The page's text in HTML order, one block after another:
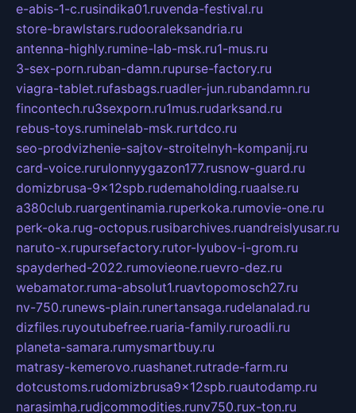
e-abis-1-c.rusindika01.ruvenda-festival.ru
store-brawlstars.rudooraleksandria.ru
antenna-highly.rumine-lab-msk.ru1-mus.ru
3-sex-porn.ruban-damn.rupurse-factory.ru
viagra-tablet.rufasbags.ruadler-jun.rubandamn.ru
fincontech.ru3sexporn.ru1mus.rudarksand.ru
rebus-toys.ruminelab-msk.rurtdco.ru
seo-prodvizhenie-sajtov-stroitelnyh-kompanij.ru
card-voice.rurulonnyygazon177.rusnow-guard.ru
domizbrusa-9x12spb.rudemaholding.ruaalse.ru
a380club.ruargentinamia.ruperkoka.rumovie-one.ru
perk-oka.rug-octopus.rusibarchives.ruandreislyusar.ru
naruto-x.rupursefactory.rutor-lyubov-i-grom.ru
spayderhed-2022.rumovieone.ruevro-dez.ru
webamator.ruma-absolut1.ruavtopomosch27.ru
nv-750.runews-plain.runertansaga.rudelanalad.ru
dizfiles.ruyoutubefree.ruaria-family.ruroadli.ru
planeta-samara.rumysmartbuy.ru
matrasy-kemerovo.ruashanet.rutrade-farm.ru
dotcustoms.rudomizbrusa9x12spb.ruautodamp.ru
narasimha.rudjcommodities.runv750.rux-ton.ru